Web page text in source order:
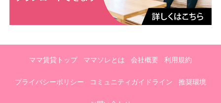
ママ賃貸トップ ママソレとは 会社概要 利用規約
プライバシーポリシー コミュニティガイドライン 推奨環境